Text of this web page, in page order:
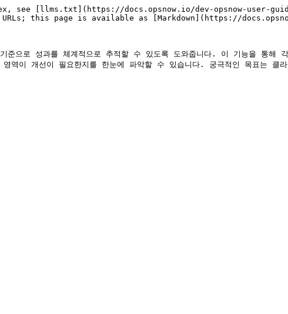
see [llms.txt](https://docs.opsnow.io/dev-opsnow-user-
this page is available as [Markdown](https://
으로 성과를 체계적으로 추적할 수 있도록 도와줍니다. 이 기능을 통해
역이 개선이 필요한지를 한눈에 파악할 수 있습니다. 궁극적인 목표는 클